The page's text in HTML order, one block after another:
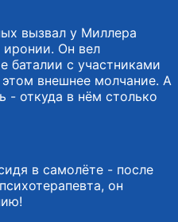
вызвал у Миллера
иронии. Он вел
баталии с участниками
внешнее молчание. А
- откуда в нём столько
в самолёте - после
он